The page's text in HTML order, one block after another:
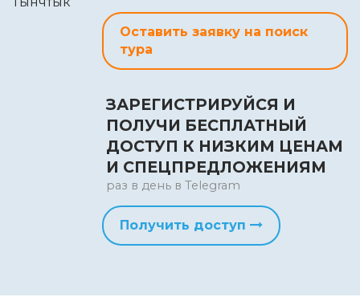
Оставить заявку на поиск
тура
ЗАРЕГИСТРИРУЙСЯ И
ПОЛУЧИ БЕСПЛАТНЫЙ
ДОСТУП К НИЗКИМ ЦЕНАМ
И СПЕЦПРЕДЛОЖЕНИЯМ
раз в день в Telegram
Получить доступ